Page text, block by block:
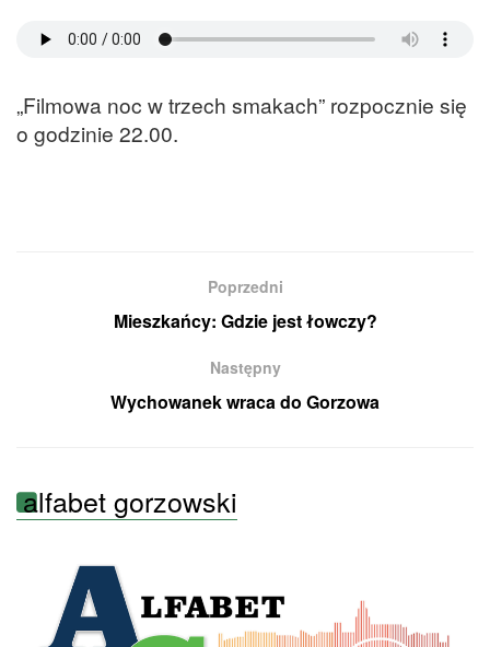
„Filmowa noc w trzech smakach” rozpocznie się
o godzinie 22.00.
Poprzedni
Mieszkańcy: Gdzie jest łowczy?
Następny
Wychowanek wraca do Gorzowa
alfabet gorzowski